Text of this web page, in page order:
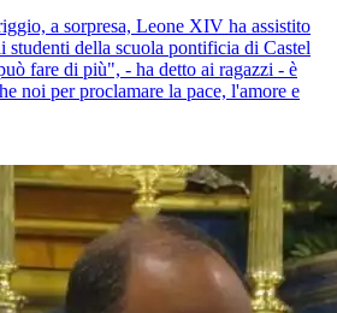
a sorpresa, Leone XIV ha assistito
studenti della scuola pontificia di Castel
fare di più", - ha detto ai ragazzi - è
noi per proclamare la pace, l'amore e